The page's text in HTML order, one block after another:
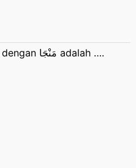
Mofrodat yang artinya sama dengan مَنْجَا adalah ….